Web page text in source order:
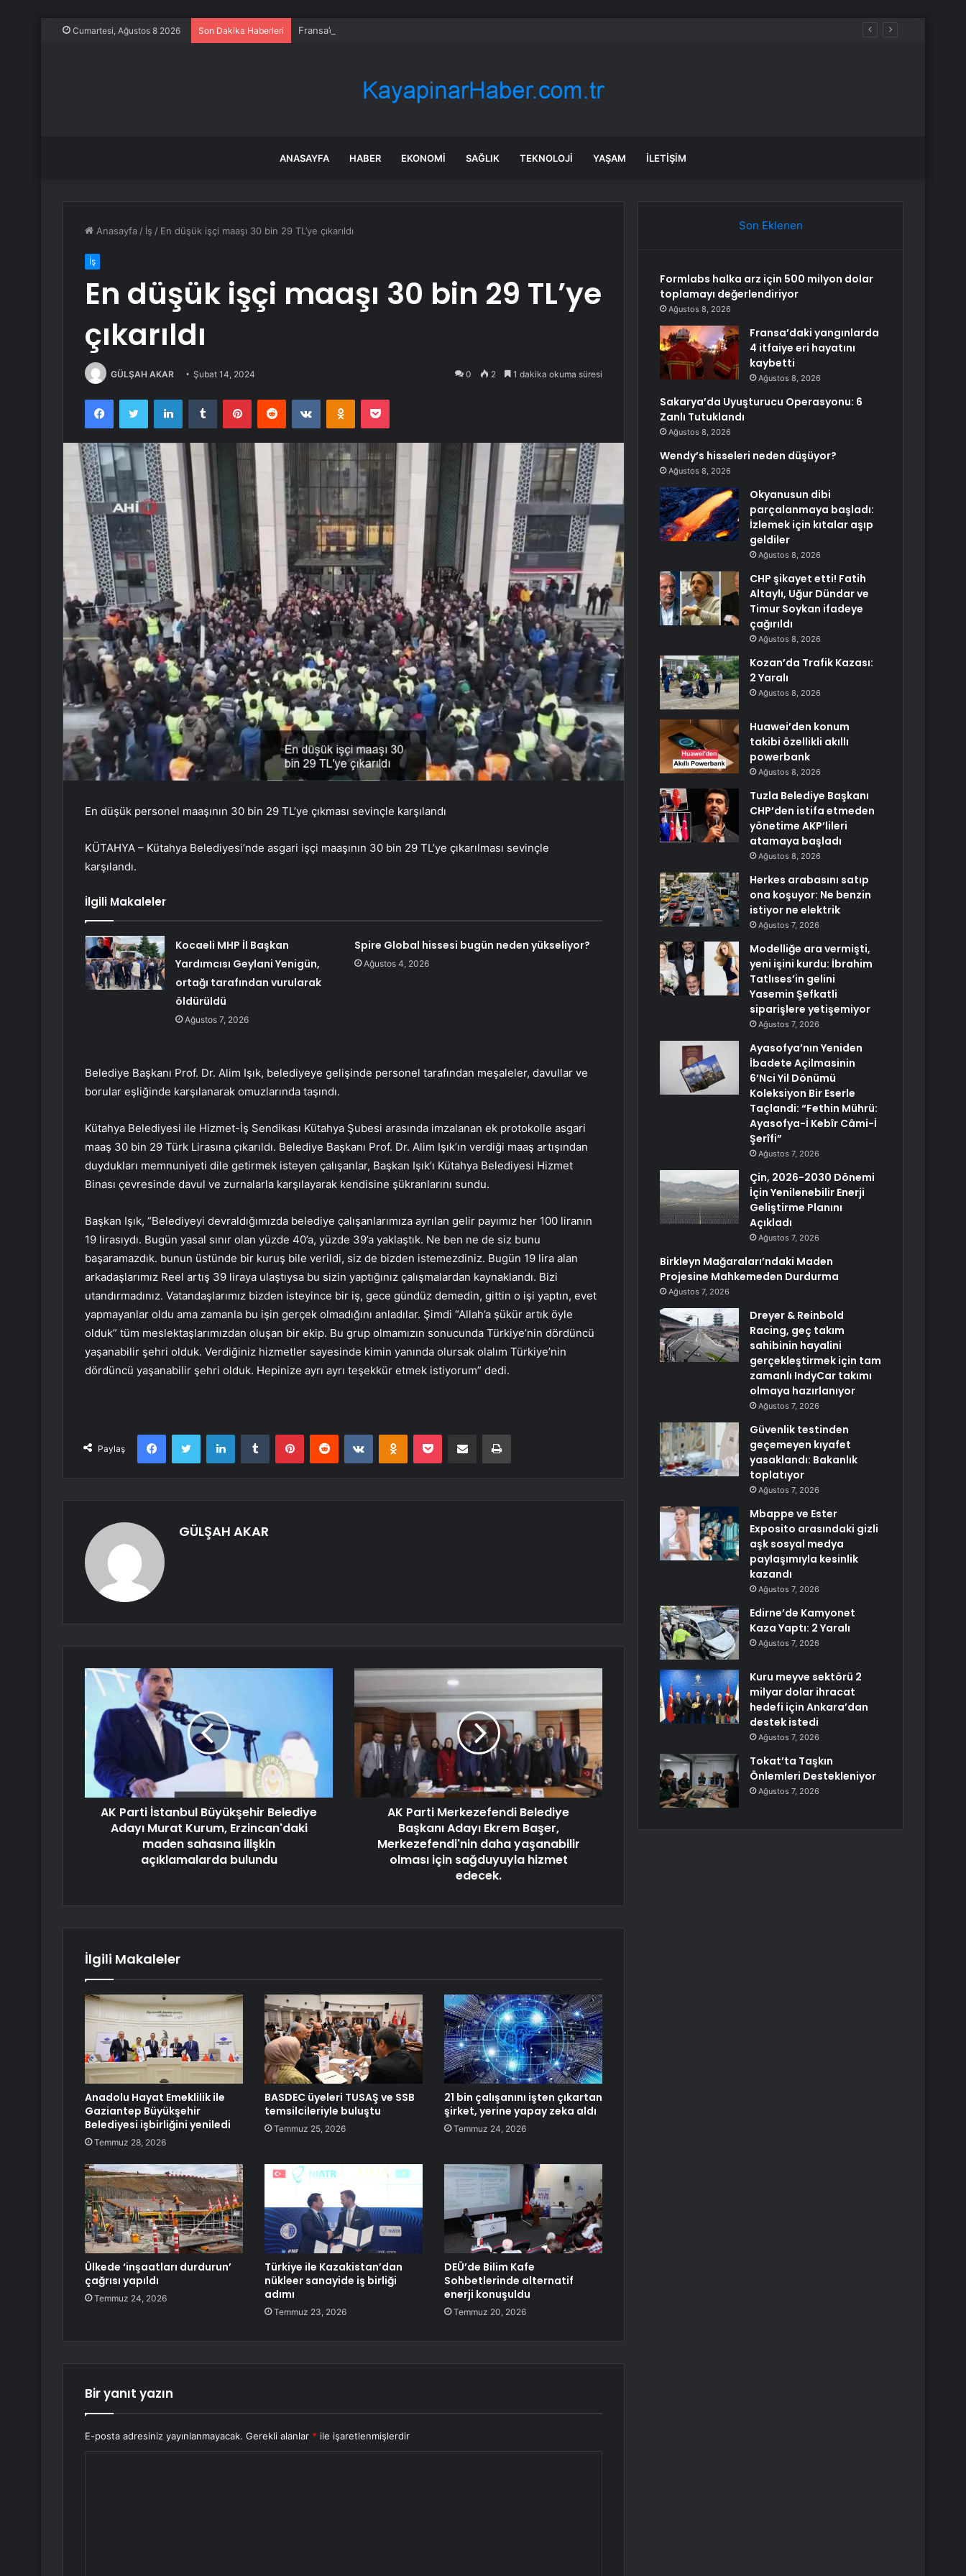
Cumartesi, Ağustos 8 2026 Son Dakika Haberleri Fransa’daki yangınlarda 4 itfaiye eri hayatını kaybetti
ANASAYFA HABER EKONOMI SAĞLIK TEKNOLOJI YAŞAM İLETIŞIM
Anasayfa / İş / En düşük işçi maaşı 30 bin 29 TL’ye çıkarıldı
İş
En düşük işçi maaşı 30 bin 29 TL’ye
çıkarıldı
GÜLŞAH AKAR Şubat 14, 2024 0 2 1 dakika okuma süresi
FacebookTwitter LinkedInTumblr PinterestReddit VKontakteOdnoklassniki
Pocket
En düşük personel maaşının 30 bin 29 TL’ye çıkması sevinçle karşılandı
KÜTAHYA – Kütahya Belediyesi’nde asgari işçi maaşının 30 bin 29 TL’ye çıkarılması sevinçle
karşılandı.
İlgili Makaleler
Kocaeli MHP İl Başkan
Yardımcısı Geylani Yenigün,
ortağı tarafından vurularak
öldürüldü
Ağustos 7, 2026
Spire Global hissesi bugün neden yükseliyor?
Ağustos 4, 2026
Belediye Başkanı Prof. Dr. Alim Işık, belediyeye gelişinde personel tarafından meşaleler, davullar ve
borular eşliğinde karşılanarak omuzlarında taşındı.
Kütahya Belediyesi ile Hizmet-İş Sendikası Kütahya Şubesi arasında imzalanan ek protokolle asgari
maaş 30 bin 29 Türk Lirasına çıkarıldı. Belediye Başkanı Prof. Dr. Alim Işık’ın verdiği maaş artışından
duydukları memnuniyeti dile getirmek isteyen çalışanlar, Başkan Işık’ı Kütahya Belediyesi Hizmet
Binası çevresinde davul ve zurnalarla karşılayarak kendisine şükranlarını sundu.
Başkan Işık, “Belediyeyi devraldığımızda belediye çalışanlarımıza ayrılan gelir payımız her 100 liranın
19 lirasıydı. Bugün yasal sınır olan yüzde 40’a, yüzde 39’a yaklaştık. Ne ben ne de siz bunu
başaramazdık. bunun üstünde bir kuruş bile verildi, siz de bizden istemezdiniz. Bugün 19 lira alan
arkadaşlarımız Reel artış 39 liraya ulaştıysa bu sizin yaptığınız çalışmalardan kaynaklandı. Bizi
utandırmadınız. Vatandaşlarımız bizden isteyince bir iş, gece gündüz demedin, gittin o işi yaptın, evet
yapmayanlar oldu ama zamanla bu işin gerçek olmadığını anladılar. Şimdi “Allah’a şükür artık öyle
olduk” tüm meslektaşlarımızdan oluşan bir ekip. Bu grup olmamızın sonucunda Türkiye’nin dördüncü
yaşanabilir şehri olduk. Verdiğiniz hizmetler sayesinde kimin yanında olursak olalım Türkiye’nin
dördüncü yaşanabilir şehri olduk. Hepinize ayrı ayrı teşekkür etmek istiyorum” dedi.
Paylaş
FacebookTwitter LinkedInTumblr PinterestReddit VKontakteOdnoklassniki
Pocket E-Posta ile paylaş Yazdır
GÜLŞAH AKAR
AK Parti İstanbul Büyükşehir Belediye
Adayı Murat Kurum, Erzincan'daki
maden sahasına ilişkin
açıklamalarda bulundu
AK Parti Merkezefendi Belediye
Başkanı Adayı Ekrem Başer,
Merkezefendi'nin daha yaşanabilir
olması için sağduyuyla hizmet
edecek.
İlgili Makaleler
Anadolu Hayat Emeklilik ile
Gaziantep Büyükşehir
Belediyesi işbirliğini yeniledi
Temmuz 28, 2026
BASDEC üyeleri TUSAŞ ve SSB
temsilcileriyle buluştu
Temmuz 25, 2026
21 bin çalışanını işten çıkartan
şirket, yerine yapay zeka aldı
Temmuz 24, 2026
Ülkede ‘inşaatları durdurun’
çağrısı yapıldı
Temmuz 24, 2026
Türkiye ile Kazakistan’dan
nükleer sanayide iş birliği
adımı
Temmuz 23, 2026
DEÜ’de Bilim Kafe
Sohbetlerinde alternatif
enerji konuşuldu
Temmuz 20, 2026
Bir yanıt yazın
E-posta adresiniz yayınlanmayacak. Gerekli alanlar * ile işaretlenmişlerdir
Son Eklenen
Formlabs halka arz için 500 milyon dolar
toplamayı değerlendiriyor
Ağustos 8, 2026
Fransa’daki yangınlarda
4 itfaiye eri hayatını
kaybetti
Ağustos 8, 2026
Sakarya’da Uyuşturucu Operasyonu: 6
Zanlı Tutuklandı
Ağustos 8, 2026
Wendy’s hisseleri neden düşüyor?
Ağustos 8, 2026
Okyanusun dibi
parçalanmaya başladı:
İzlemek için kıtalar aşıp
geldiler
Ağustos 8, 2026
CHP şikayet etti! Fatih
Altaylı, Uğur Dündar ve
Timur Soykan ifadeye
çağırıldı
Ağustos 8, 2026
Kozan’da Trafik Kazası:
2 Yaralı
Ağustos 8, 2026
Huawei’den konum
takibi özellikli akıllı
powerbank
Ağustos 8, 2026
Tuzla Belediye Başkanı
CHP’den istifa etmeden
yönetime AKP’lileri
atamaya başladı
Ağustos 8, 2026
Herkes arabasını satıp
ona koşuyor: Ne benzin
istiyor ne elektrik
Ağustos 7, 2026
Modelliğe ara vermişti,
yeni işini kurdu: İbrahim
Tatlıses’in gelini
Yasemin Şefkatli
siparişlere yetişemiyor
Ağustos 7, 2026
Ayasofya’nın Yeniden
İbadete Açilmasinin
6’Nci Yil Dönümü
Koleksiyon Bir Eserle
Taçlandi: “Fethin Mührü:
Ayasofya-İ Kebîr Câmi-İ
Şerîfi”
Ağustos 7, 2026
Çin, 2026-2030 Dönemi
İçin Yenilenebilir Enerji
Geliştirme Planını
Açıkladı
Ağustos 7, 2026
Birkleyn Mağaraları’ndaki Maden
Projesine Mahkemeden Durdurma
Ağustos 7, 2026
Dreyer & Reinbold
Racing, geç takım
sahibinin hayalini
gerçekleştirmek için tam
zamanlı IndyCar takımı
olmaya hazırlanıyor
Ağustos 7, 2026
Güvenlik testinden
geçemeyen kıyafet
yasaklandı: Bakanlık
toplatıyor
Ağustos 7, 2026
Mbappe ve Ester
Exposito arasındaki gizli
aşk sosyal medya
paylaşımıyla kesinlik
kazandı
Ağustos 7, 2026
Edirne’de Kamyonet
Kaza Yaptı: 2 Yaralı
Ağustos 7, 2026
Kuru meyve sektörü 2
milyar dolar ihracat
hedefi için Ankara’dan
destek istedi
Ağustos 7, 2026
Tokat’ta Taşkın
Önlemleri Destekleniyor
Ağustos 7, 2026